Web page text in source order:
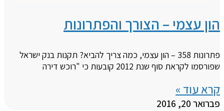
הון עצמי – הצורך והפתרונות
פתרונות 358 – הון עצמי, כמה צריך להביא? תקנות בנק ישראל
שפורסמו לקראת סוף שנת 2012 קובעות כי "רוכש דירה
קרא עוד »
פברואר 20, 2016